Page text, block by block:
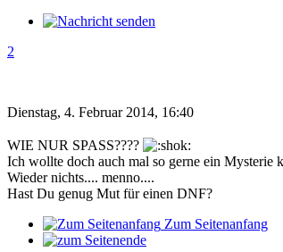
2
Dienstag, 4. Februar 2014, 16:40
WIE NUR SPASS????
Ich wollte doch auch mal so gerne ein Mysterie
Wieder nichts.... menno....
Hast Du genug Mut für einen DNF?
Zum Seitenanfang